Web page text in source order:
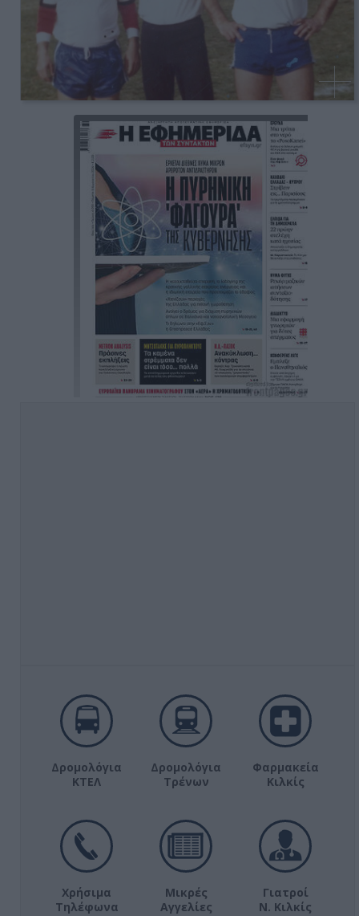
Δρομολόγια
ΚΤΕΛ
Δρομολόγια
Τρένων
Φαρμακεία
Κιλκίς
Χρήσιμα
Τηλέφωνα
Μικρές
Αγγελίες
Γιατροί
Ν. Κιλκίς